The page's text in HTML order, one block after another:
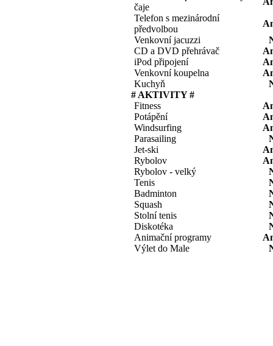
čaje
Telefon s mezinárodní
předvolbou
Venkovní jacuzzi
CD a DVD přehrávač
iPod připojení
Venkovní koupelna
Kuchyň
# AKTIVITY #
Fitness
Potápění
Windsurfing
Parasailing
Jet-ski
Rybolov
Rybolov - velký
Tenis
Badminton
Squash
Stolní tenis
Diskotéka
Animační programy
Výlet do Male